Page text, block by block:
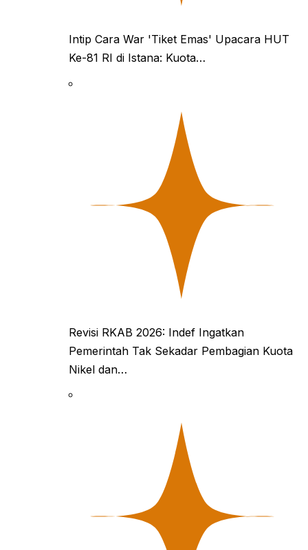
Intip Cara War 'Tiket Emas' Upacara HUT
Ke-81 RI di Istana: Kuota…
Revisi RKAB 2026: Indef Ingatkan
Pemerintah Tak Sekadar Pembagian Kuota
Nikel dan…